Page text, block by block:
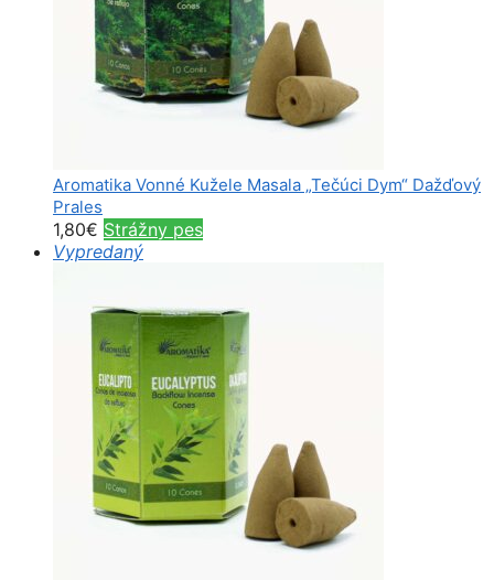
Aromatika Vonné Kužele Masala „Tečúci Dym“ Dažďový
Prales
1,80€ Strážny pes
Vypredaný